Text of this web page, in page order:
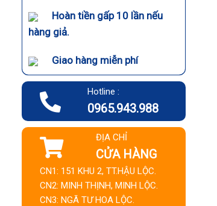
Hoàn tiền gấp 10 lần nếu
hàng giả.
Giao hàng miễn phí
Hotline :
0965.943.988
ĐỊA CHỈ
CỬA HÀNG
CN1: 151 KHU 2, TT.HẬU LỘC.
CN2: MINH THỊNH, MINH LỘC.
CN3: NGÃ TƯ HOA LỘC.